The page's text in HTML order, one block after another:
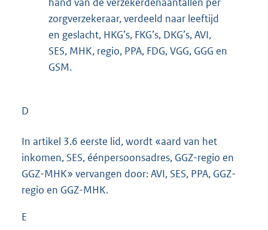
zorgverzekeraar, verdeeld naar leeftijd
en geslacht, HKG’s, FKG’s, DKG’s, AVI,
SES, MHK, regio, PPA, FDG, VGG, GGG en
GSM.
D
In artikel 3.6 eerste lid, wordt «aard van het
inkomen, SES, éénpersoonsadres, GGZ-regio en
GGZ-MHK» vervangen door: AVI, SES, PPA, GGZ-
regio en GGZ-MHK.
E